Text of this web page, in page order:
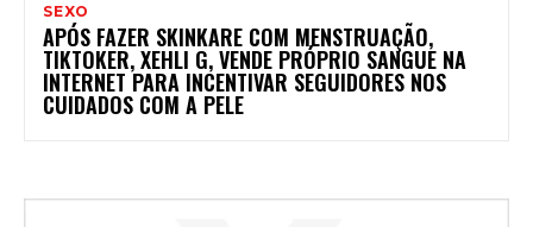
SEXO
APÓS FAZER SKINKARE COM MENSTRUAÇÃO,
TIKTOKER, XEHLI G, VENDE PRÓPRIO SANGUE NA
INTERNET PARA INCENTIVAR SEGUIDORES NOS
CUIDADOS COM A PELE